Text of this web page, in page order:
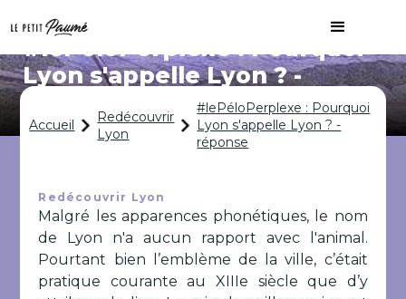
#lePéloPerplexe : Pourquoi
Lyon s'appelle Lyon ? -
Accueil
Redécouvrir
Lyon
#lePéloPerplexe : Pourquoi
Lyon s'appelle Lyon ? -
réponse
Redécouvrir Lyon
Malgré les apparences phonétiques, le nom
de Lyon n'a aucun rapport avec l'animal.
Pourtant bien l’emblème de la ville, c’était
pratique courante au XIIIe siècle que d’y